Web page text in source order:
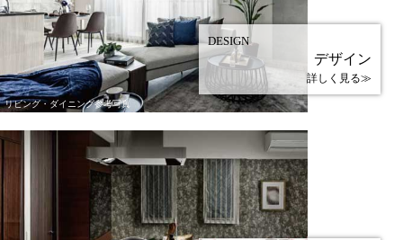
DESIGN
デザイン
詳しく見る≫
リビング・ダイニング参考写真